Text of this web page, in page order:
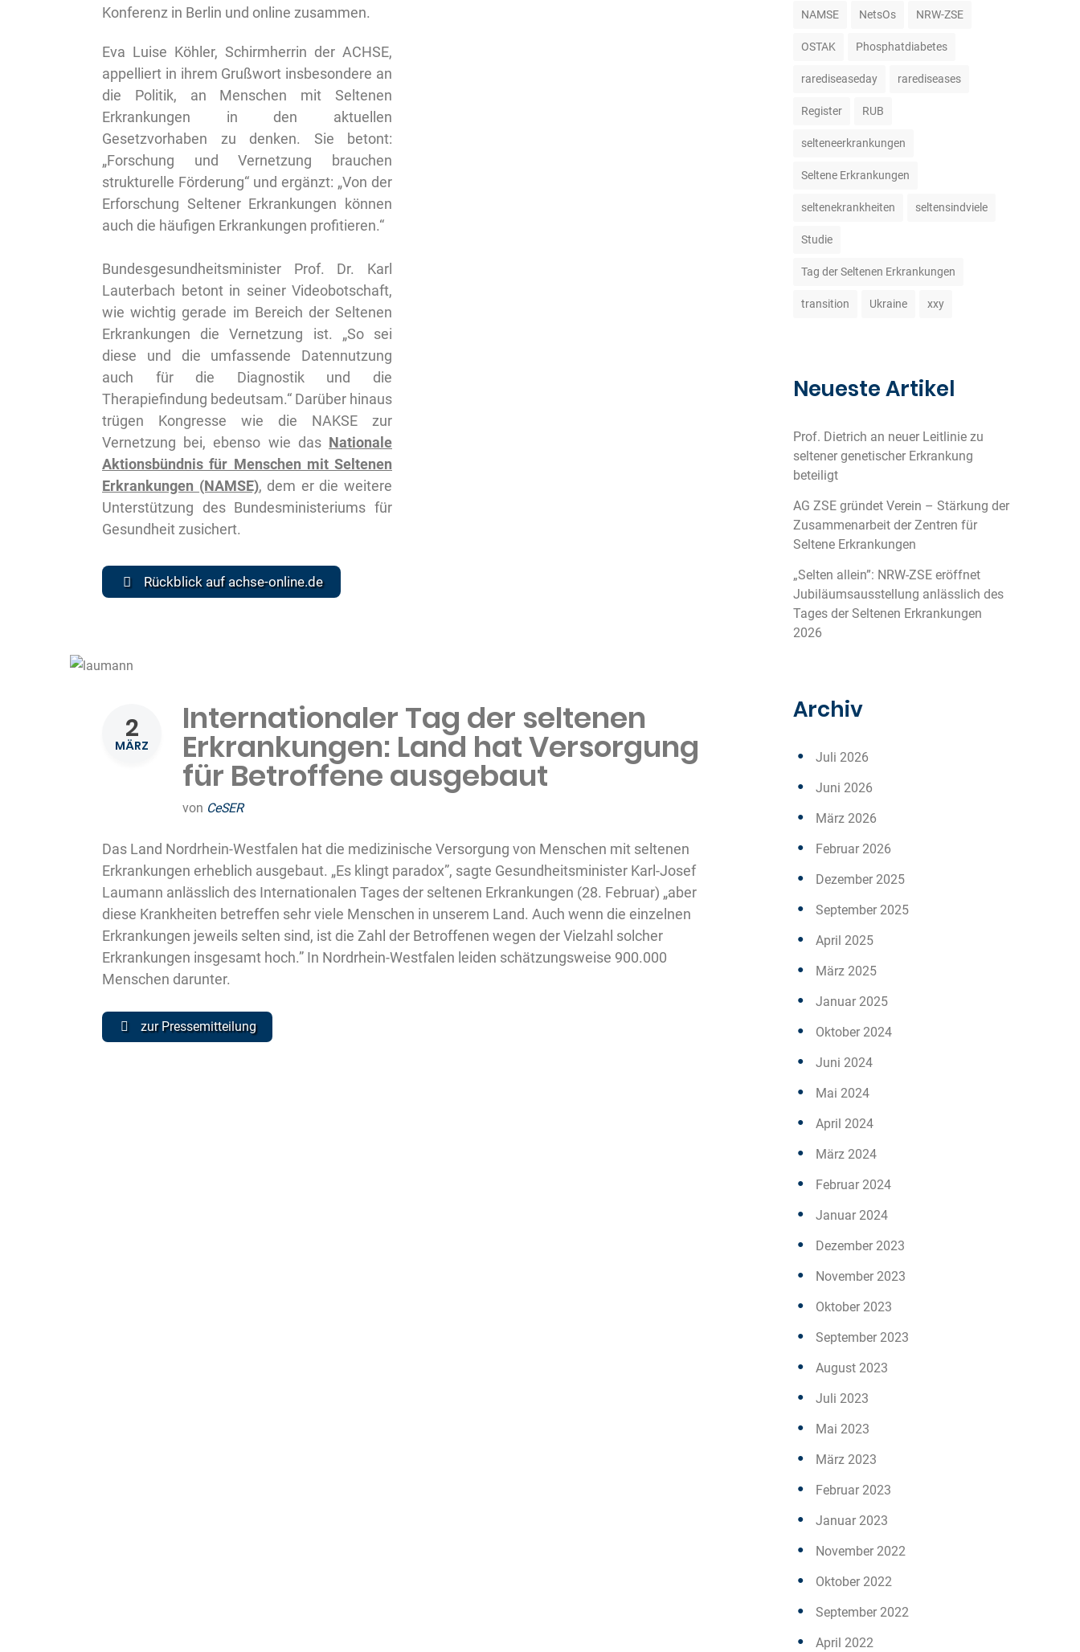
Konferenz in Berlin und online zusammen.
Eva Luise Köhler, Schirmherrin der ACHSE,
appelliert in ihrem Grußwort insbesondere an
die Politik, an Menschen mit Seltenen
Erkrankungen in den aktuellen
Gesetzvorhaben zu denken. Sie betont:
„Forschung und Vernetzung brauchen
strukturelle Förderung“ und ergänzt: „Von der
Erforschung Seltener Erkrankungen können
auch die häufigen Erkrankungen profitieren.“
Bundesgesundheitsminister Prof. Dr. Karl
Lauterbach betont in seiner Videobotschaft,
wie wichtig gerade im Bereich der Seltenen
Erkrankungen die Vernetzung ist. „So sei
diese und die umfassende Datennutzung
auch für die Diagnostik und die
Therapiefindung bedeutsam.“ Darüber hinaus
trügen Kongresse wie die NAKSE zur
Vernetzung bei, ebenso wie das Nationale
Aktionsbündnis für Menschen mit Seltenen
Erkrankungen (NAMSE), dem er die weitere
Unterstützung des Bundesministeriums für
Gesundheit zusichert.
Rückblick auf achse-online.de
2
MÄRZ
Internationaler Tag der seltenen
Erkrankungen: Land hat Versorgung
für Betroffene ausgebaut
von CeSER
Das Land Nordrhein-Westfalen hat die medizinische Versorgung von Menschen mit seltenen
Erkrankungen erheblich ausgebaut. „Es klingt paradox”, sagte Gesundheitsminister Karl-Josef
Laumann anlässlich des Internationalen Tages der seltenen Erkrankungen (28. Februar) „aber
diese Krankheiten betreffen sehr viele Menschen in unserem Land. Auch wenn die einzelnen
Erkrankungen jeweils selten sind, ist die Zahl der Betroffenen wegen der Vielzahl solcher
Erkrankungen insgesamt hoch.” In Nordrhein-Westfalen leiden schätzungsweise 900.000
Menschen darunter.
zur Pressemitteilung
NAMSE NetsOs NRW-ZSE
OSTAK Phosphatdiabetes
rarediseaseday rarediseases
Register RUB
selteneerkrankungen
Seltene Erkrankungen
seltenekrankheiten seltensindviele
Studie
Tag der Seltenen Erkrankungen
transition Ukraine xxy
Neueste Artikel
Prof. Dietrich an neuer Leitlinie zu
seltener genetischer Erkrankung
beteiligt
AG ZSE gründet Verein – Stärkung der
Zusammenarbeit der Zentren für
Seltene Erkrankungen
„Selten allein”: NRW-ZSE eröffnet
Jubiläumsausstellung anlässlich des
Tages der Seltenen Erkrankungen
2026
Archiv
Juli 2026
Juni 2026
März 2026
Februar 2026
Dezember 2025
September 2025
April 2025
März 2025
Januar 2025
Oktober 2024
Juni 2024
Mai 2024
April 2024
März 2024
Februar 2024
Januar 2024
Dezember 2023
November 2023
Oktober 2023
September 2023
August 2023
Juli 2023
Mai 2023
März 2023
Februar 2023
Januar 2023
November 2022
Oktober 2022
September 2022
April 2022